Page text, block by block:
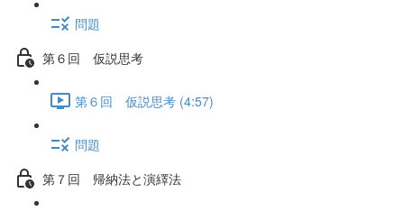
問題
第６回 仮説思考
第６回 仮説思考 (4:57)
問題
第７回 帰納法と演繹法